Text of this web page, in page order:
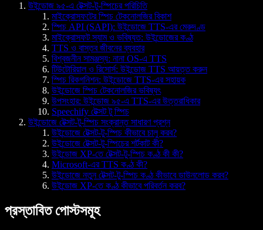
উইন্ডোজ ৯৫-এ টেক্সট-টু-স্পিচের পরিচিতি
মাইক্রোসফটের স্পিচ টেকনোলজির বিকাশ
স্পিচ API (SAPI): উইন্ডোজে TTS-এর মেরুদণ্ড
মাইক্রোসফট স্যাম ও ভবিষ্যত: উইন্ডোজের কণ্ঠ
TTS ও বাস্তব জীবনের ব্যবহার
বিশ্বজনীন সামঞ্জস্য: নানা OS-এ TTS
টিউটোরিয়াল ও রিসোর্স: উইন্ডোজ TTS আয়ত্ত করুন
স্পিচ রিকগনিশন: উইন্ডোজে TTS-এর সহায়ক
উইন্ডোজে স্পিচ টেকনোলজির ভবিষ্যৎ
উপসংহার: উইন্ডোজ ৯৫-এ TTS-এর উত্তরাধিকার
Speechify টেক্সট টু স্পিচ
উইন্ডোজে টেক্সট-টু-স্পিচ সংক্রান্ত সাধারণ প্রশ্ন
উইন্ডোজে টেক্সট-টু-স্পিচ কীভাবে চালু করব?
উইন্ডোজে টেক্সট-টু-স্পিচের শর্টকাট কী?
উইন্ডোজ XP-তে টেক্সট-টু-স্পিচ কণ্ঠ কী কী?
Microsoft-এর TTS কণ্ঠ কী?
উইন্ডোজে নতুন টেক্সট-টু-স্পিচ কণ্ঠ কীভাবে ডাউনলোড করব?
উইন্ডোজ XP-তে কণ্ঠ কীভাবে পরিবর্তন করব?
প্রস্তাবিত পোস্টসমূহ